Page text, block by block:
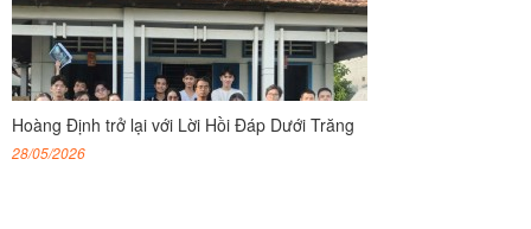
Hoàng Định trở lại với Lời Hồi Đáp Dưới Trăng
28/05/2026